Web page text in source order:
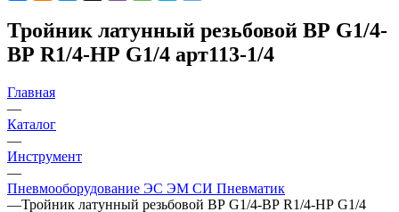
Тройник латунный резьбовой ВР G1/4-
ВР R1/4-НР G1/4 арт113-1/4
Главная
—
Каталог
—
Инструмент
—
Пневмооборудование ЭС ЭМ СИ Пневматик
—Тройник латунный резьбовой ВР G1/4-ВР R1/4-НР G1/4